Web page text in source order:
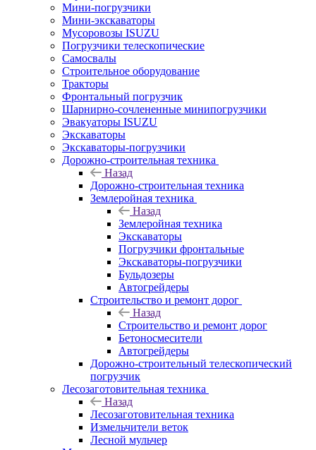
Мини-погрузчики
Мини-экскаваторы
Мусоровозы ISUZU
Погрузчики телескопические
Самосвалы
Строительное оборудование
Тракторы
Фронтальный погрузчик
Шарнирно-сочлененные минипогрузчики
Эвакуаторы ISUZU
Экскаваторы
Экскаваторы-погрузчики
Дорожно-строительная техника
Назад
Дорожно-строительная техника
Землеройная техника
Назад
Землеройная техника
Экскаваторы
Погрузчики фронтальные
Экскаваторы-погрузчики
Бульдозеры
Автогрейдеры
Строительство и ремонт дорог
Назад
Строительство и ремонт дорог
Бетоносмесители
Автогрейдеры
Дорожно-строительный телескопический
погрузчик
Лесозаготовительная техника
Назад
Лесозаготовительная техника
Измельчители веток
Лесной мульчер